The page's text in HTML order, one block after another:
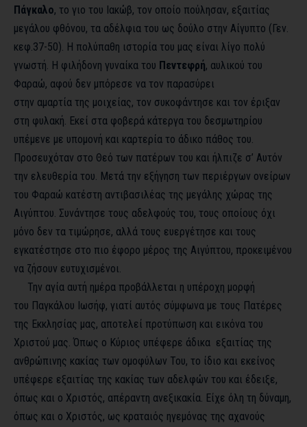
Πάγκαλο, το γιο του Ιακώβ, τον οποίο πούλησαν, εξαιτίας
μεγάλου φθόνου, τα αδέλφια του ως δούλο στην Αίγυπτο (Γεν.
κεφ.37-50). Η πολύπαθη ιστορία του μας είναι λίγο πολύ
γνωστή. Η φιλήδονη γυναίκα του Πεντεφρή, αυλικού του
Φαραώ, αφού δεν μπόρεσε να τον παρασύρει
στην αμαρτία της μοιχείας, τον συκοφάντησε και τον έριξαν
στη φυλακή. Εκεί στα φοβερά κάτεργα του δεσμωτηρίου
υπέμενε με υπομονή και καρτερία το άδικο πάθος του.
Προσευχόταν στο Θεό των πατέρων του και ήλπιζε σ’ Αυτόν
την ελευθερία του. Μετά την εξήγηση των περιέργων ονείρων
του Φαραώ κατέστη αντιβασιλέας της μεγάλης χώρας της
Αιγύπτου. Συνάντησε τους αδελφούς του, τους οποίους όχι
μόνο δεν τα τιμώρησε, αλλά τους ευεργέτησε και τους
εγκατέστησε στο πιο έφορο μέρος της Αιγύπτου, προκειμένου
να ζήσουν ευτυχισμένοι.
Την αγία αυτή ημέρα προβάλλεται η υπέροχη μορφή
του Παγκάλου Ιωσήφ, γιατί αυτός σύμφωνα με τους Πατέρες
της Εκκλησίας μας, αποτελεί προτύπωση και εικόνα του
Χριστού μας. Όπως ο Κύριος υπέφερε άδικα εξαιτίας της
ανθρώπινης κακίας των ομοφύλων Του, το ίδιο και εκείνος
υπέφερε εξαιτίας της κακίας των αδελφών του και έδειξε,
όπως και ο Χριστός, απέραντη ανεξικακία. Είχε όλη τη δύναμη,
όπως και ο Χριστός, ως κραταιός ηγεμόνας της αχανούς